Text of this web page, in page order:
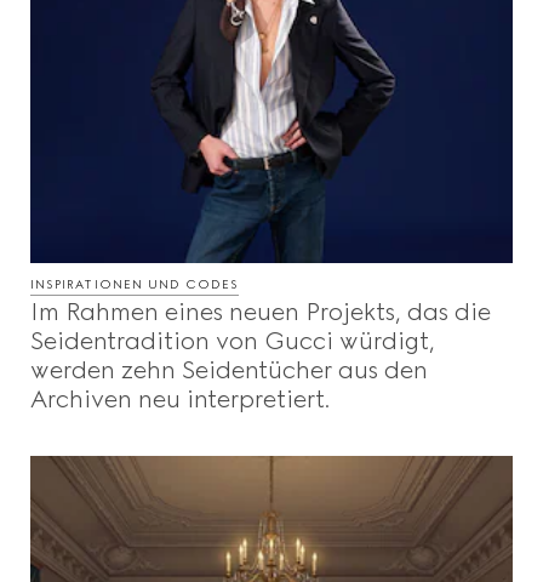
INSPIRATIONEN UND CODES
Im Rahmen eines neuen Projekts, das die
Seidentradition von Gucci würdigt,
werden zehn Seidentücher aus den
Archiven neu interpretiert.